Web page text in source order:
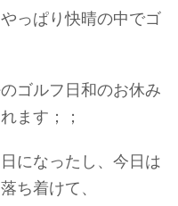
っぱり快晴の中でゴ
ゴルフ日和のお休み
ます；；
になったし、今日は
ち着けて、